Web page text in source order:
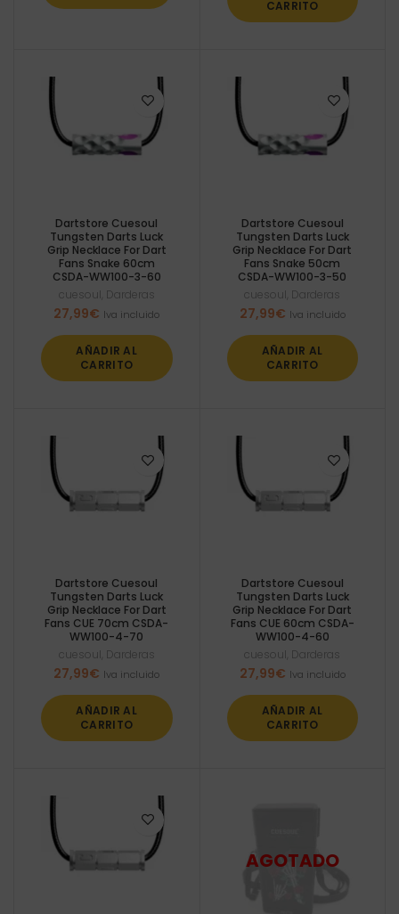
CARRITO
Dartstore Cuesoul
Tungsten Darts Luck
Grip Necklace For Dart
Fans Snake 60cm
CSDA-WW100-3-60
cuesoul Darderas
27,99€ Iva incluido
AÑADIR AL
CARRITO
Dartstore Cuesoul
Tungsten Darts Luck
Grip Necklace For Dart
Fans Snake 50cm
CSDA-WW100-3-50
cuesoul Darderas
27,99€ Iva incluido
AÑADIR AL
CARRITO
Dartstore Cuesoul
Tungsten Darts Luck
Grip Necklace For Dart
Fans CUE 70cm CSDA-
WW100-4-70
cuesoul Darderas
27,99€ Iva incluido
AÑADIR AL
CARRITO
Dartstore Cuesoul
Tungsten Darts Luck
Grip Necklace For Dart
Fans CUE 60cm CSDA-
WW100-4-60
cuesoul Darderas
27,99€ Iva incluido
AÑADIR AL
CARRITO